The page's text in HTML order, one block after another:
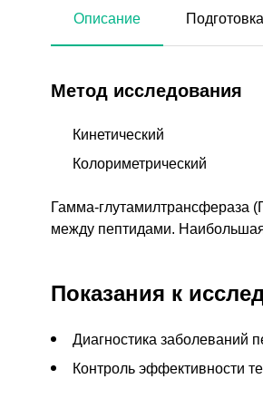
Описание Подготовка
Метод исследования
Кинетический
Колориметрический
Гамма-глутамилтрансфераза
между пептидами. Наибольшая
Показания к
Диагностика заболеваний
Контроль эффективности